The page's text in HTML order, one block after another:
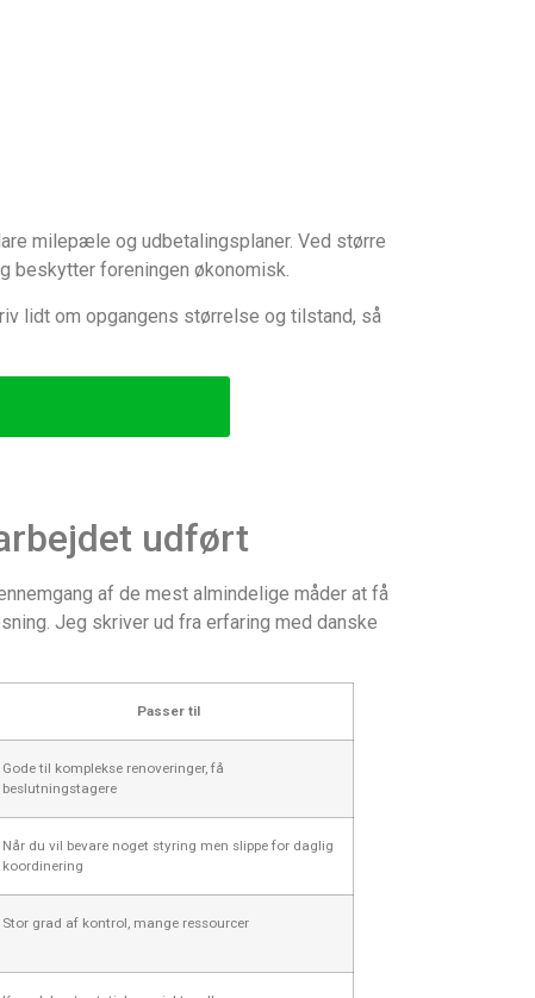
milepæle og udbetalingsplaner. Ved større
beskytter foreningen økonomisk.
lidt om opgangens størrelse og tilstand, så
udført
af de mest almindelige måder at få
Jeg skriver ud fra erfaring med danske
Passer til
Gode til komplekse renoveringer, få
beslutningstagere
Når du vil bevare noget styring men slippe for daglig
koordinering
Stor grad af kontrol, mange ressourcer